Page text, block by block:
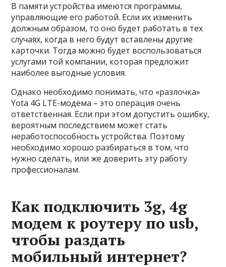
В памяти устройства имеются программы,
управляющие его работой. Если их изменить
должным образом, то оно будет работать в тех
случаях, когда в него будут вставлены другие
карточки. Тогда можно будет воспользоваться
услугами той компании, которая предложит
наиболее выгодные условия.
Однако необходимо понимать, что «разлочка»
Yota 4G LTE-модема – это операция очень
ответственная. Если при этом допустить ошибку,
вероятным последствием может стать
неработоспособность устройства. Поэтому
необходимо хорошо разбираться в том, что
нужно сделать, или же доверить эту работу
профессионалам.
Как подключить 3g, 4g
модем к роутеру по usb,
чтобы раздать
мобильный интернет?